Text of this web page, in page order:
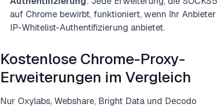
auf Chrome bewirbt, funktioniert, wenn Ihr Anbieter
IP-Whitelist-Authentifizierung anbietet.
Kostenlose Chrome-Proxy-
Erweiterungen im Vergleich
Nur Oxylabs, Webshare, Bright Data und Decodo